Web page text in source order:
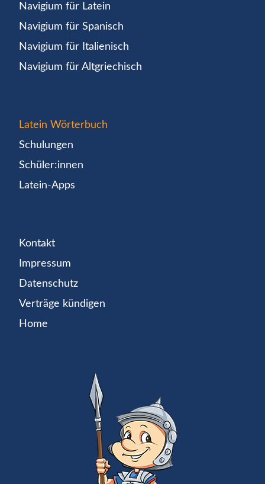
Navigium für Latein
Navigium für Spanisch
Navigium für Italienisch
Navigium für Altgriechisch
Latein Wörterbuch
Schulungen
Schüler:innen
Latein-Apps
Kontakt
Impressum
Datenschutz
Verträge kündigen
Home